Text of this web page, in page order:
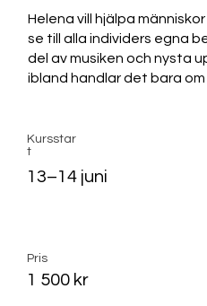
Helena vill hjälpa
se till alla individers egna
del av musiken och nysta
ibland handlar det bara
Kursstar
t
13–14 juni
Pris
1 500 kr